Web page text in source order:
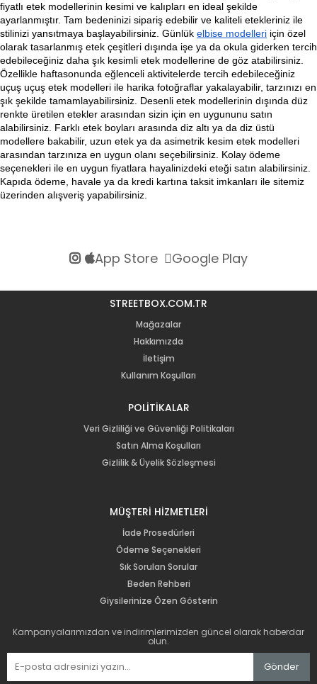
fiyatlı etek modellerinin kesimi ve kalıpları en ideal şekilde
ayarlanmıştır. Tam bedeninizi sipariş edebilir ve kaliteli etekleriniz ile
stilinizi yansıtmaya başlayabilirsiniz. Günlük elbise modelleri için özel
olarak tasarlanmış etek çeşitleri dışında işe ya da okula giderken tercih
edebileceğiniz daha şık kesimli etek modellerine de göz atabilirsiniz.
Özellikle haftasonunda eğlenceli aktivitelerde tercih edebileceğiniz
uçuş uçuş etek modelleri ile harika fotoğraflar yakalayabilir, tarzınızı en
şık şekilde tamamlayabilirsiniz. Desenli etek modellerinin dışında düz
renkte üretilen etekler arasından sizin için en uygununu satın
alabilirsiniz. Farklı etek boyları arasında diz altı ya da diz üstü
modellere bakabilir, uzun etek ya da asimetrik kesim etek modelleri
arasından tarzınıza en uygun olanı seçebilirsiniz. Kolay ödeme
seçenekleri ile en uygun fiyatlara hayalinizdeki eteği satın alabilirsiniz.
Kapıda ödeme, havale ya da kredi kartına taksit imkanları ile sitemiz
üzerinden alışveriş yapabilirsiniz.
App Store Google Play
STREETBOX.COM.TR
Mağazalar
Hakkımızda
İletişim
Kullanım Koşulları
POLİTİKALAR
Veri Gizliliği ve Güvenliği Politikaları
Satın Alma Koşulları
Gizlilik & Üyelik Sözleşmesi
MÜŞTERİ HİZMETLERİ
İade Prosedürleri
Ödeme Seçenekleri
Sık Sorulan Sorular
Beden Rehberi
Giysilerinize Özen Gösterin
Kampanyalarımızdan ve indirimlerimizden güncel olarak haberdar
olun.
Gönder